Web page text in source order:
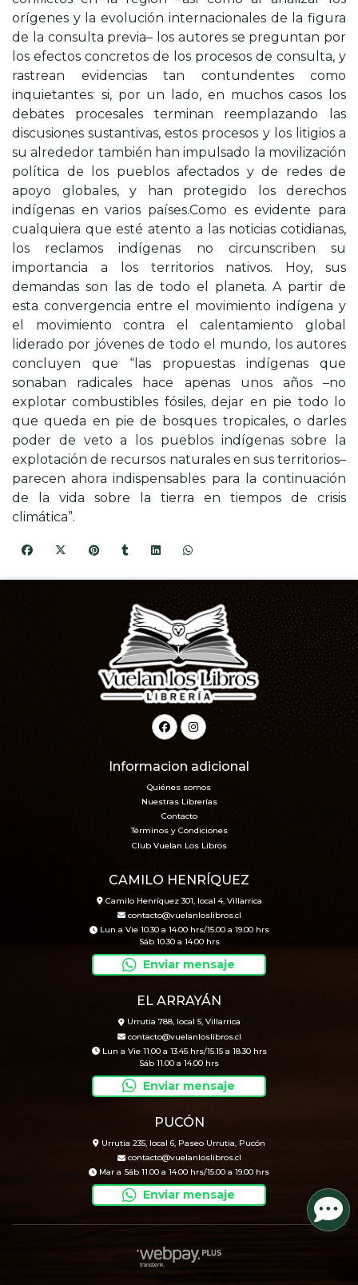
orígenes y la evolución internacionales de la figura
de la consulta previa– los autores se preguntan por
los efectos concretos de los procesos de consulta, y
rastrean evidencias tan contundentes como
inquietantes: si, por un lado, en muchos casos los
debates procesales terminan reemplazando las
discusiones sustantivas, estos procesos y los litigios a
su alrededor también han impulsado la movilización
política de los pueblos afectados y de redes de
apoyo globales, y han protegido los derechos
indígenas en varios países.Como es evidente para
cualquiera que esté atento a las noticias cotidianas,
los reclamos indígenas no circunscriben su
importancia a los territorios nativos. Hoy, sus
demandas son las de todo el planeta. A partir de
esta convergencia entre el movimiento indígena y
el movimiento contra el calentamiento global
liderado por jóvenes de todo el mundo, los autores
concluyen que “las propuestas indígenas que
sonaban radicales hace apenas unos años –no
explotar combustibles fósiles, dejar en pie todo lo
que queda en pie de bosques tropicales, o darles
poder de veto a los pueblos indígenas sobre la
explotación de recursos naturales en sus territorios–
parecen ahora indispensables para la continuación
de la vida sobre la tierra en tiempos de crisis
climática”.
Informacion adicional
Quiénes somos
Nuestras Librerías
Contacto
Términos y Condiciones
Club Vuelan Los Libros
CAMILO HENRÍQUEZ
Camilo Henríquez 301, local 4, Villarrica
contacto@vuelanloslibros.cl
Lun a Vie 10.30 a 14.00 hrs/15.00 a 19.00 hrs
Sáb 10.30 a 14.00 hrs
Enviar mensaje
EL ARRAYÁN
Urrutia 788, local 5, Villarrica
contacto@vuelanloslibros.cl
Lun a Vie 11.00 a 13.45 hrs/15.15 a 18.30 hrs
Sáb 11.00 a 14.00 hrs
Enviar mensaje
PUCÓN
Urrutia 235, local 6, Paseo Urrutia, Pucón
contacto@vuelanloslibros.cl
Mar a Sáb 11.00 a 14.00 hrs/15.00 a 19.00 hrs
Enviar mensaje